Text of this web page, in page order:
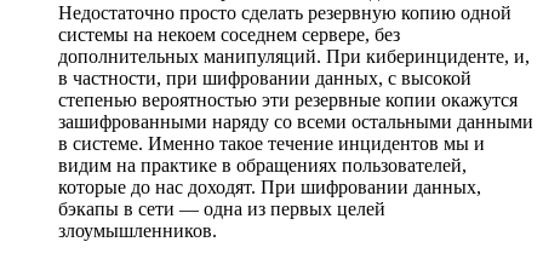
Недостаточно просто сделать резервную копию одной
системы на некоем соседнем сервере, без
дополнительных манипуляций. При киберинциденте, и,
в частности, при шифровании данных, с высокой
степенью вероятностью эти резервные копии окажутся
зашифрованными наряду со всеми остальными данными
в системе. Именно такое течение инцидентов мы и
видим на практике в обращениях пользователей,
которые до нас доходят. При шифровании данных,
бэкапы в сети — одна из первых целей
злоумышленников.